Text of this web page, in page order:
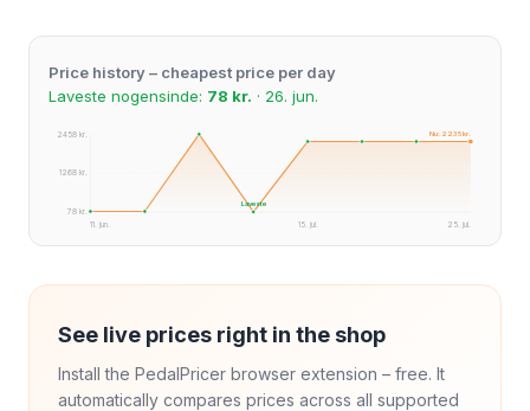
Price history – cheapest price per day
Laveste nogensinde: 78 kr. · 26. jun.
2458 kr.
1268 kr.
78 kr.
11. jun. 25. jul.
15. jul.
Laveste
Nu: 2235 kr.
See live prices right in the shop
Install the PedalPricer browser extension – free. It
automatically compares prices across all supported